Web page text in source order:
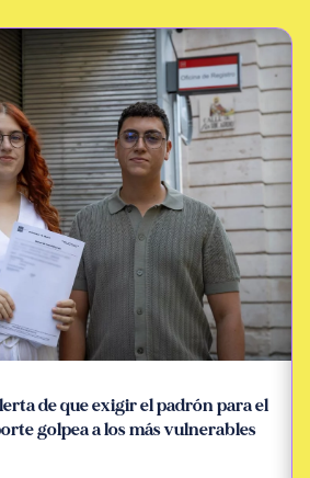
de que exigir el padrón para el
golpea a los más vulnerables